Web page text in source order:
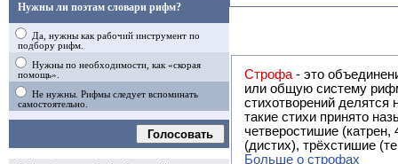
Нужны ли поэтам словари рифм?
Да, нужны как рабочий инструмент по
подбору рифм.
Нужны по необходимости, как «скорая
помощь».
Не нужны. Рифмы следует вспоминать
самостоятельно.
Голосовать
Строфа - это объединение двух
или общую систему рифм, и регулярно или периодически
стихотворений делятся на строфы и т.о. являются строфическими.
такие стихи принято называть астрофическими. Самая популярная строфа в русской поэзии -
четверостишие
(дистих), трёхстишие
Больше о строфах